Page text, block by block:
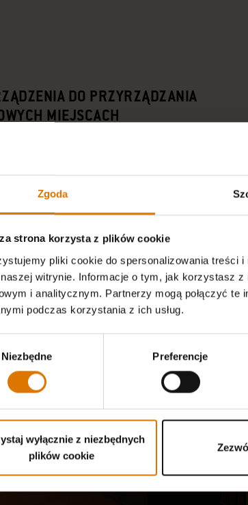
Zgoda
strona korzysta z plików cookie
pliki cookie do spersonalizowania treści
witrynie. Informacje o tym, jak korzystasz
i analitycznym. Partnerzy mogą połączyć
podczas korzystania z ich usług.
Niezbędne Preferencje
wyłącznie z niezbędnych
plików cookie
DO PRZYRZĄDZANIA
MIEJSCACH
potrawy w każdym miejscu, do którego
Compact